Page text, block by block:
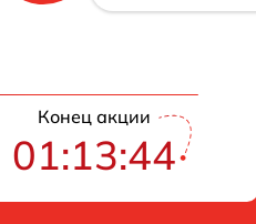
Конец акции
01:13:43